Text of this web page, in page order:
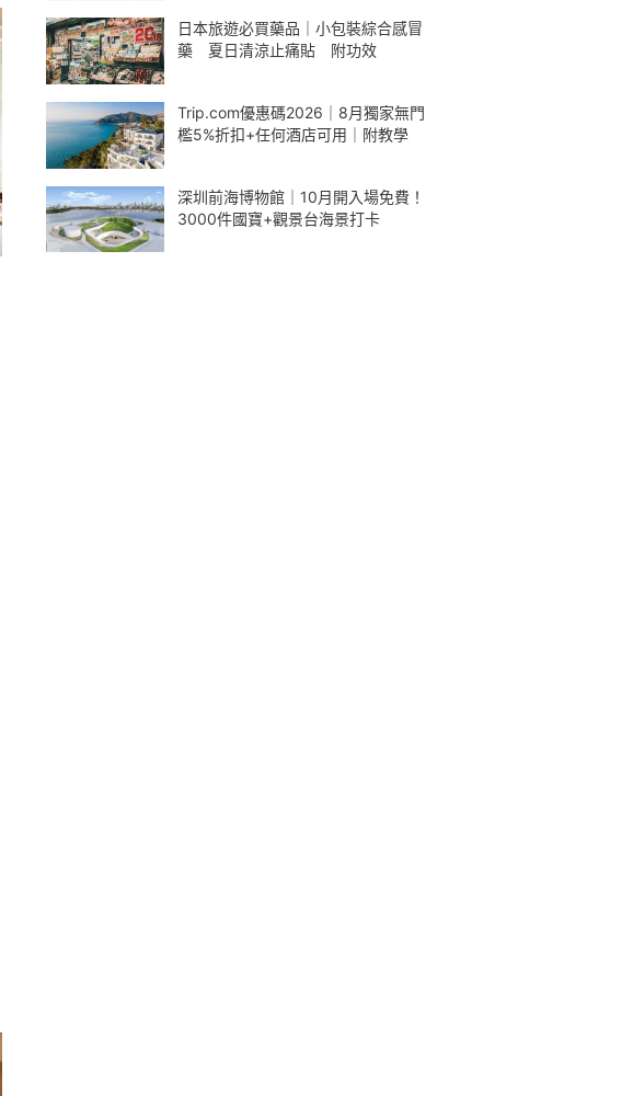
日本旅遊必買藥品｜小包裝綜合感冒
藥 夏日清涼止痛貼 附功效
Trip.com優惠碼2026｜8月獨家無門
檻5%折扣+任何酒店可用｜附教學
深圳前海博物館｜10月開入場免費！
3000件國寶+觀景台海景打卡